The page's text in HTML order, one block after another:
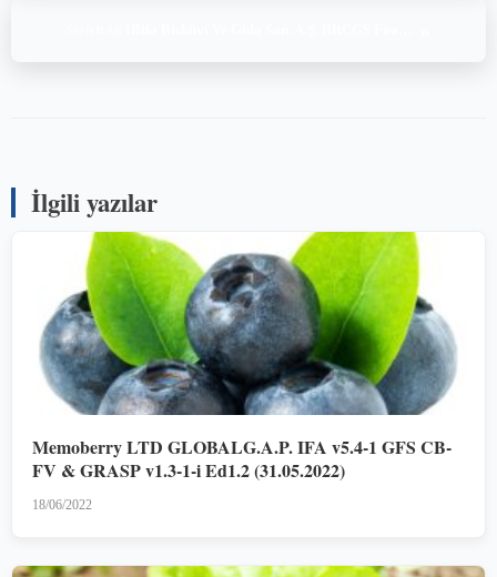
İlgili yazılar
Memoberry LTD GLOBALG.A.P. IFA v5.4-1 GFS CB-
FV & GRASP v1.3-1-i Ed1.2 (31.05.2022)
18/06/2022